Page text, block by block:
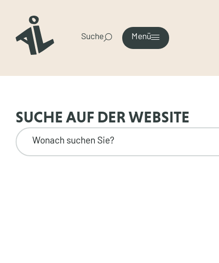
Suche Menü
SUCHE AUF DER WEBSITE